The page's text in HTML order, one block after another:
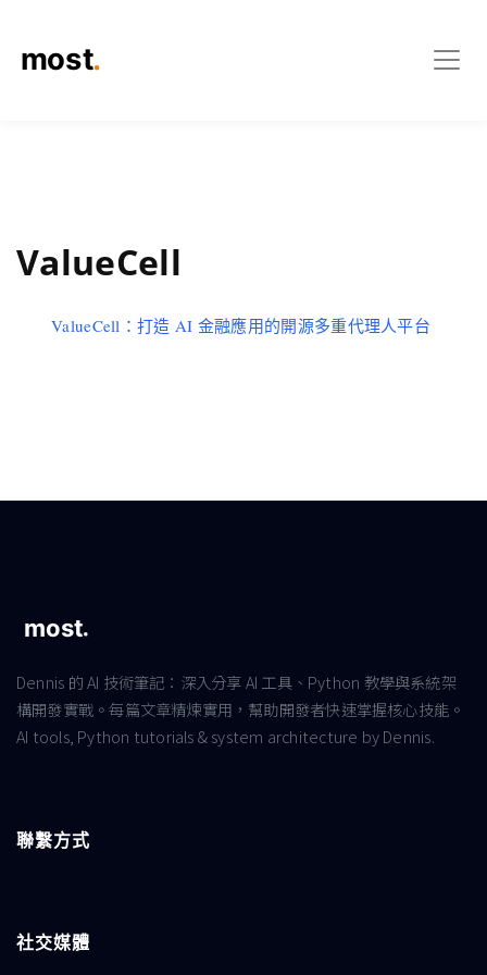
ValueCell
ValueCell：打造 AI 金融應用的開源多重代理人平台
Dennis 的 AI 技術筆記：深入分享 AI 工具、Python 教學與系統架
構開發實戰。每篇文章精煉實用，幫助開發者快速掌握核心技能。
AI tools, Python tutorials & system architecture by Dennis.
聯繫方式
社交媒體